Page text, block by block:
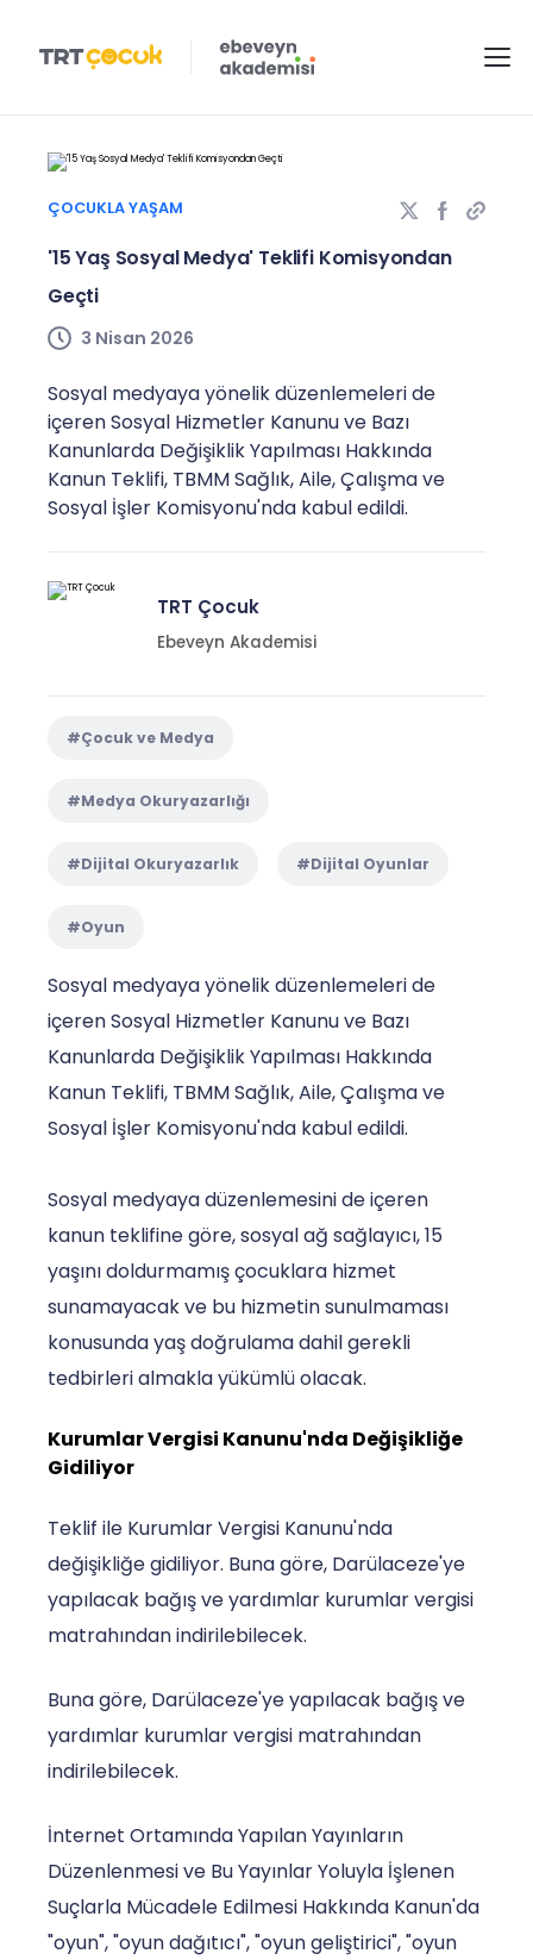
ÇOCUKLA YAŞAM
'15 Yaş Sosyal Medya' Teklifi Komisyondan
Geçti
3 Nisan 2026
Sosyal medyaya yönelik düzenlemeleri de
içeren Sosyal Hizmetler Kanunu ve Bazı
Kanunlarda Değişiklik Yapılması Hakkında
Kanun Teklifi, TBMM Sağlık, Aile, Çalışma ve
Sosyal İşler Komisyonu'nda kabul edildi.
TRT Çocuk
Ebeveyn Akademisi
#Çocuk ve Medya
#Medya Okuryazarlığı
#Dijital Okuryazarlık #Dijital Oyunlar
#Oyun
Sosyal medyaya yönelik düzenlemeleri de
içeren Sosyal Hizmetler Kanunu ve Bazı
Kanunlarda Değişiklik Yapılması Hakkında
Kanun Teklifi, TBMM Sağlık, Aile, Çalışma ve
Sosyal İşler Komisyonu'nda kabul edildi.
Sosyal medyaya düzenlemesini de içeren
kanun teklifine göre, sosyal ağ sağlayıcı, 15
yaşını doldurmamış çocuklara hizmet
sunamayacak ve bu hizmetin sunulmaması
konusunda yaş doğrulama dahil gerekli
tedbirleri almakla yükümlü olacak.
Kurumlar Vergisi Kanunu'nda Değişikliğe
Gidiliyor
Teklif ile Kurumlar Vergisi Kanunu'nda
değişikliğe gidiliyor. Buna göre, Darülaceze'ye
yapılacak bağış ve yardımlar kurumlar vergisi
matrahından indirilebilecek.
Buna göre, Darülaceze'ye yapılacak bağış ve
yardımlar kurumlar vergisi matrahından
indirilebilecek.
İnternet Ortamında Yapılan Yayınların
Düzenlenmesi ve Bu Yayınlar Yoluyla İşlenen
Suçlarla Mücadele Edilmesi Hakkında Kanun'da
"oyun", "oyun dağıtıcı", "oyun geliştirici", "oyun